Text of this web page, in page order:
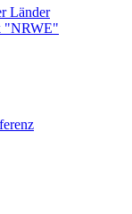
Länder
"NRWE"